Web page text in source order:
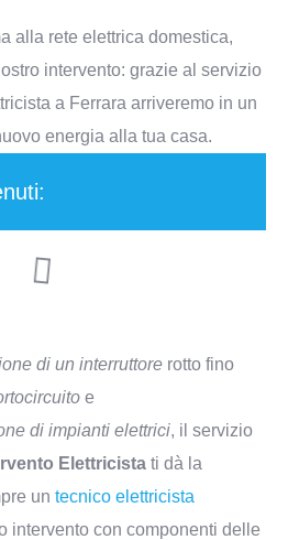
alla rete elettrica domestica,
intervento: grazie al servizio
a Ferrara arriveremo in un
energia alla tua casa.
di un interruttore rotto fino
e
di impianti elettrici, il servizio
Elettricista ti dà la
un tecnico elettricista
intervento con componenti delle